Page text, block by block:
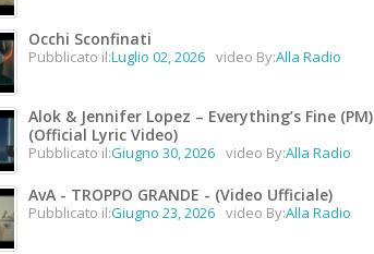
Occhi Sconfinati
Pubblicato il:Luglio 02, 2026 video By:Alla Radio
Alok & Jennifer Lopez – Everything’s Fine (PM)
(Official Lyric Video)
Pubblicato il:Giugno 30, 2026 video By:Alla Radio
AvA - TROPPO GRANDE - (Video Ufficiale)
Pubblicato il:Giugno 23, 2026 video By:Alla Radio